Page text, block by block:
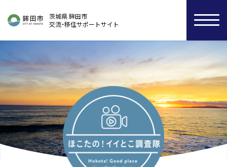
茨城県 鉾田市
交流・移住サポートサイト